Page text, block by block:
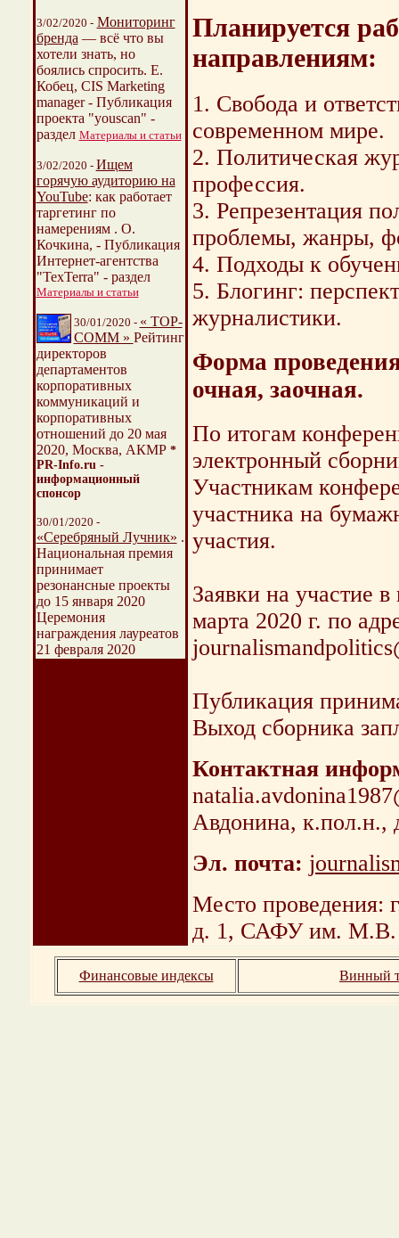
3/02/2020 - Мониторинг
бренда — всё что вы
хотели знать, но
боялись спросить. Е.
Кобец, CIS Marketing
manager - Публикация
проекта "youscan" -
раздел Материалы и статьи
3/02/2020 - Ищем
горячую аудиторию на
YouTube: как работает
таргетинг по
намерениям . О.
Кочкина, - Публикация
Интернет-агентства
"TexTerra" - раздел
Материалы и статьи
30/01/2020 - « TOP-
COMM » Рейтинг
директоров
департаментов
корпоративных
коммуникаций и
корпоративных
отношений до 20 мая
2020, Москва, АКМР *
PR-Info.ru -
информационный
спонсор
30/01/2020 -
«Серебряный Лучник» .
Национальная премия
принимает
резонансные проекты
до 15 января 2020
Церемония
награждения лауреатов
21 февраля 2020
Планируется
направлениям:
1. Свобода и
современном мире.
2. Политическая
профессия.
3. Репрезентация
проблемы, жанры,
4. Подходы к
5. Блогинг:
журналистики.
Форма
очная, заочная.
По итогам
электронный
Участникам
участника на
участия.
Заявки на участие
марта 2020 г. по
Публикация
Выход сборника
Контактная
Авдонина, к.пол.н.,
Эл. почта:
Место проведения:
д. 1, САФУ им. М.В.
Финансовые индексы Винный